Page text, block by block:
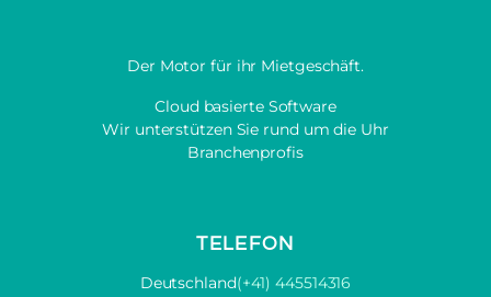
Der Motor für ihr Mietgeschäft.
Cloud basierte Software
Wir unterstützen Sie rund um die Uhr
Branchenprofis
TELEFON
Deutschland(+41) 445514316